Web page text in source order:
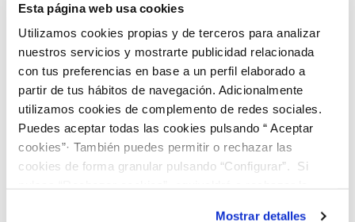
Esta página web usa cookies
Utilizamos cookies propias y de terceros para analizar
nuestros servicios y mostrarte publicidad relacionada
con tus preferencias en base a un perfil elaborado a
partir de tus hábitos de navegación. Adicionalmente
utilizamos cookies de complemento de redes sociales.
Puedes aceptar todas las cookies pulsando “ Aceptar
cookies”· También puedes permitir o rechazar las
cookies de forma granular pulsando “Configurar”. Si
Mostrar detalles
hubiéramos sido capaces de mantener la
eficiencia en la gestión durante la
pandemia”